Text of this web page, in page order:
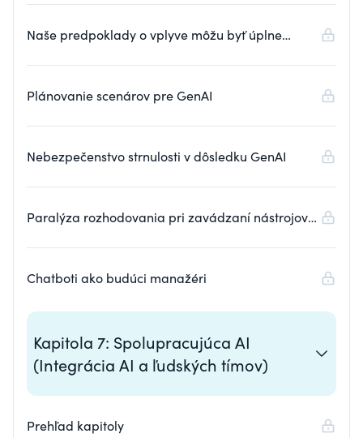
Naše predpoklady o vplyve môžu byť úplne
Plánovanie scenárov pre GenAI
Nebezpečenstvo strnulosti v dôsledku GenAI
Paralýza rozhodovania pri zavádzaní nástrojov
Chatboti ako budúci manažéri
Kapitola 7: Spolupracujúca AI
(Integrácia AI a ľudských tímov)
Prehľad kapitoly